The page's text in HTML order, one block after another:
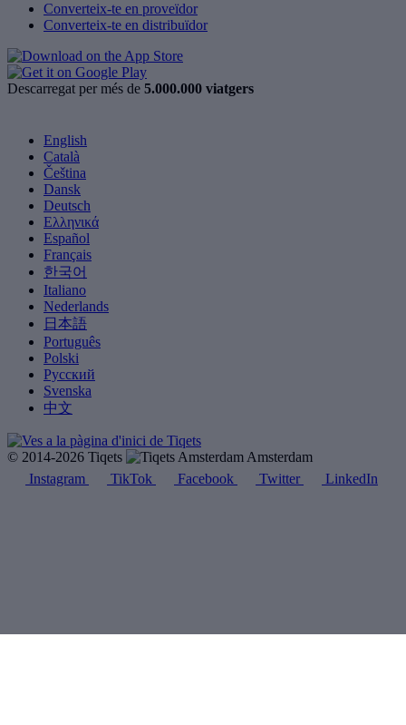
Converteix-te en proveïdor
Converteix-te en distribuïdor
Descarregat per més de 5.000.000 viatgers
English
Català
Čeština
Dansk
Deutsch
Ελληνικά
Español
Français
한국어
Italiano
Nederlands
日本語
Português
Polski
Русский
Svenska
中文
© 2014-2026 Tiqets
Amsterdam
Instagram
TikTok Facebook Twitter LinkedIn